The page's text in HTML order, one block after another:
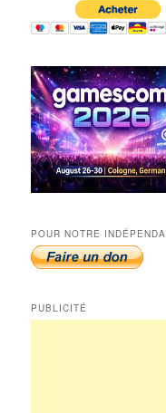
POUR NOTRE
PUBLICITÉ